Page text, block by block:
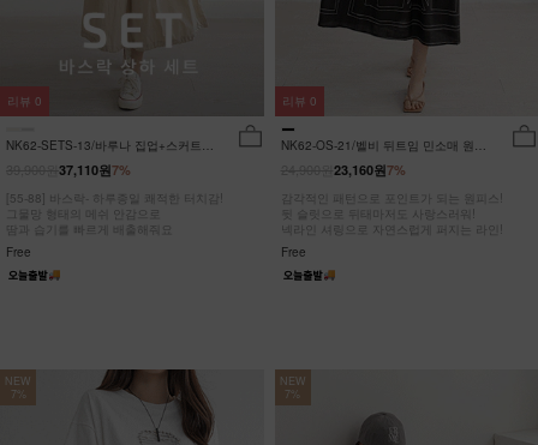
NK62-SETS-13/바루나 집업+스커트
7%
37,110원
[55-88] 바스락- 하루종일 쾌적한 터치감!
그물망 형태의 메쉬 안감으로
땀과 습기를 빠르게 배출해줘요
Free
리뷰 0
NK62-OS-21/벨비 뒤트임 민소매 원피
7%
23,160원
감각적인 패턴으로 포인트가 되는 원피스!
뒷 슬릿으로 뒤태마저도 사랑스러워!
넥라인 셔링으로 자연스럽게 퍼지는 라인!
Free
리뷰 0
NEW
7%
NEW
7%